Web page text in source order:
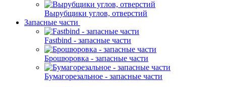
Вырубщики углов, отверстий
Запасные части
Fastbind - запасные части
Брошюровка - запасные части
Бумагорезальное - запасные части